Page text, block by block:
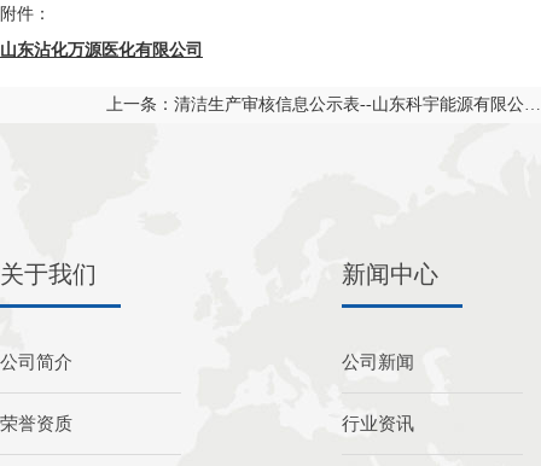
附件：
山东沾化万源医化有限公司
上一条： 清洁生产审核信息公示表--山东科宇能源有限公…
关于我们
公司简介
荣誉资质
新闻中心
公司新闻
行业资讯